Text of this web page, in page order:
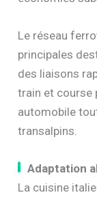
Le réseau
principales
des liaisons
train et course
automobile
transalpins.
Adaptation
La cuisine